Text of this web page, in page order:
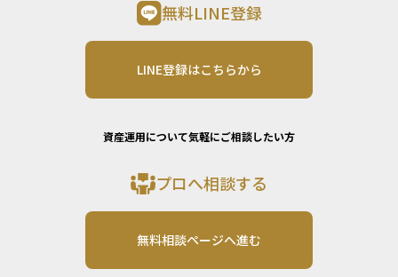
無料LINE登録
LINE登録はこちらから
資産運用について気軽にご相談したい方
プロへ相談する
無料相談ページへ進む